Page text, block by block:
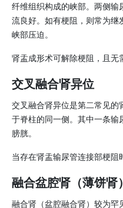
纤维组织构成的峡部。两侧输
流良好。如有梗阻，则常为继
峡部压迫。
肾盂成形术可解除梗阻，且无
交叉融合肾异位
交叉融合肾异位是第二常见的
于脊柱的同一侧。其中一条输
膀胱。
当存在肾盂输尿管连接部梗阻
融合盆腔肾（薄饼肾）
融合肾（盆腔融合肾）较为